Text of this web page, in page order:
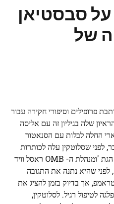
Radhika jones על סבסטיאן
של
פרופילים וסיפורי חקירה עבור
שלה בגיליון זה עם אליסה
החלה לבלות עם הסנאטור
לפני שסלוטקין עלה לכותרות
דחיפות לאחור אל שר ההגנה פיט הגת 'ומנהלת ה- OMB ראסל וויד
לפני שהיא נתנה את התגובה
אך בדיוק בזמן להציג את
לטיפול רגיל. לסלוטקין,